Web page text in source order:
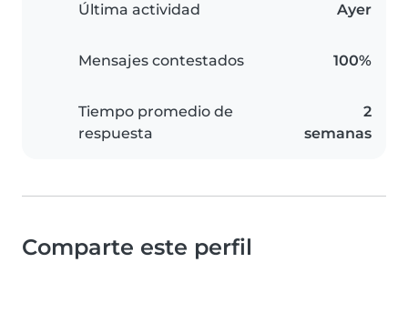
Última actividad Ayer
Mensajes contestados 100%
Tiempo promedio de
respuesta
2
semanas
Comparte este perfil